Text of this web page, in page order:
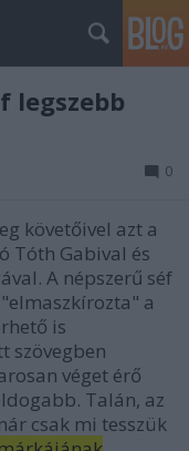
legszebb
0
követőivel azt a
Tóth Gabival és
A népszerű séf
a
is
szövegben
véget érő
Talán, az
csak mi tesszük